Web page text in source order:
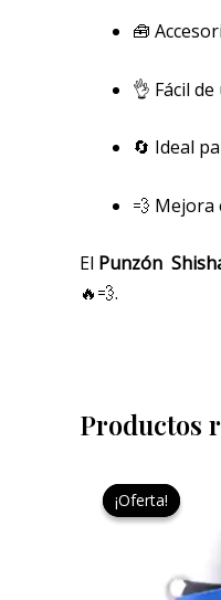
🧰
👌 Fácil
🔄 Ideal
💨 Mejora
El Punzón
🔥💨.
Productos
¡Oferta!
¡Oferta!